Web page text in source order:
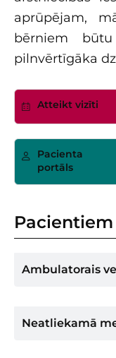
aprūpējam,
bērniem
pilnvērtīgāka
Atteikt vizīti
Pacienta
portāls
Pacientiem
Ambulatorais
Neatliekamā